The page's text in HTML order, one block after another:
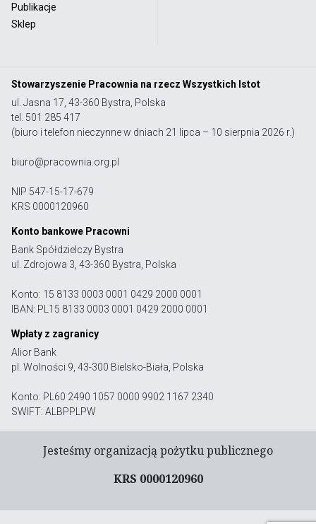
Publikacje
Sklep
Stowarzyszenie Pracownia na rzecz Wszystkich Istot
ul. Jasna 17, 43-360 Bystra, Polska
tel. 501 285 417
(biuro i telefon nieczynne w dniach 21 lipca – 10 sierpnia 2026 r.)
biuro@pracownia.org.pl
NIP 547-15-17-679
KRS 0000120960
Konto bankowe Pracowni
Bank Spółdzielczy Bystra
ul. Zdrojowa 3, 43-360 Bystra, Polska
Konto: 15 8133 0003 0001 0429 2000 0001
IBAN: PL15 8133 0003 0001 0429 2000 0001
Wpłaty z zagranicy
Alior Bank
pl. Wolności 9, 43-300 Bielsko-Biała, Polska
Konto: PL60 2490 1057 0000 9902 1167 2340
SWIFT: ALBPPLPW
Jesteśmy organizacją pożytku publicznego
KRS 0000120960